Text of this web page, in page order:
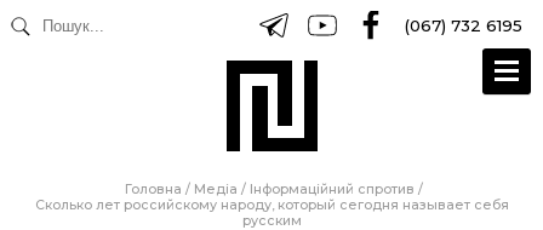
(067) 732 6195
Головна / Медіа / Інформаційний спротив /
Сколько лет российскому народу, который сегодня называет себя
русским